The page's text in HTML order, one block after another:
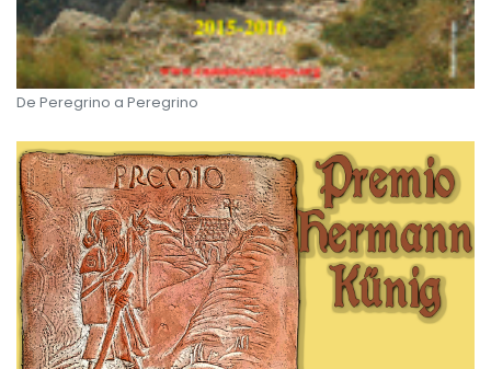
De Peregrino a Peregrino